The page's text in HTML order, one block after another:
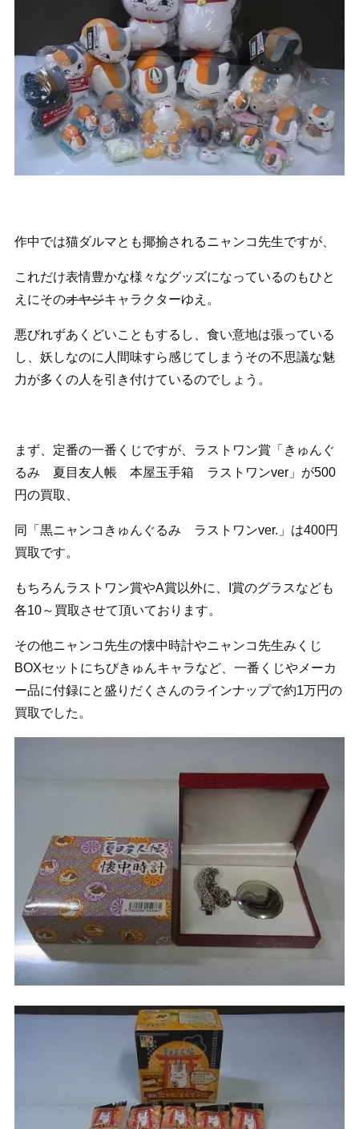
作中では猫ダルマとも揶揄されるニャンコ先生ですが、
これだけ表情豊かな様々なグッズになっているのもひと
えにそのオヤジキャラクターゆえ。
悪びれずあくどいこともするし、食い意地は張っている
し、妖しなのに人間味すら感じてしまうその不思議な魅
力が多くの人を引き付けているのでしょう。
まず、定番の一番くじですが、ラストワン賞「きゅんぐ
るみ 夏目友人帳 本屋玉手箱 ラストワンver」が500
円の買取、
同「黒ニャンコきゅんぐるみ ラストワンver.」は400円
買取です。
もちろんラストワン賞やA賞以外に、I賞のグラスなども
各10～買取させて頂いております。
その他ニャンコ先生の懐中時計やニャンコ先生みくじ
BOXセットにちびきゅんキャラなど、一番くじやメーカ
ー品に付録にと盛りだくさんのラインナップで約1万円の
買取でした。